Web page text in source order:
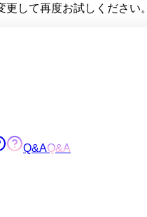
して再度お試しください。
Q&AQ&A